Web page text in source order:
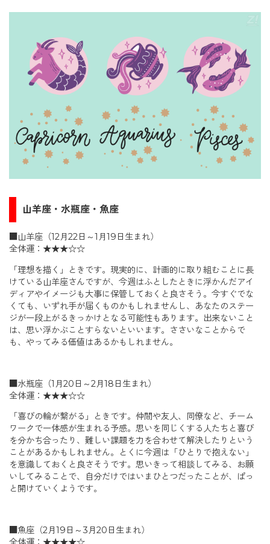
山羊座・水瓶座・魚座
■山羊座（12月22日～1月19日生まれ）
全体運：★★★☆☆
「理想を描く」ときです。現実的に、計画的に取り組むことに長
けている山羊座さんですが、今週はふとしたときに浮かんだアイ
ディアやイメージも大事に保管しておくと良さそう。今すぐでな
くても、いずれ手が届くものかもしれませんし、あなたのステー
ジが一段上がるきっかけとなる可能性もあります。出来ないこと
は、思い浮かぶことすらないといいます。ささいなことからで
も、やってみる価値はあるかもしれません。
■水瓶座（1月20日～2月18日生まれ）
全体運：★★★☆☆
「喜びの輪が繋がる」ときです。仲間や友人、同僚など、チーム
ワークで一体感が生まれる予感。思いを同じくする人たちと喜び
を分かち合ったり、難しい課題を力を合わせて解決したりという
ことがあるかもしれません。とくに今週は「ひとりで抱えない」
を意識しておくと良さそうです。思いきって相談してみる、お願
いしてみることで、自分だけではいまひとつだったことが、ぱっ
と開けていくようです。
■魚座（2月19日～3月20日生まれ）